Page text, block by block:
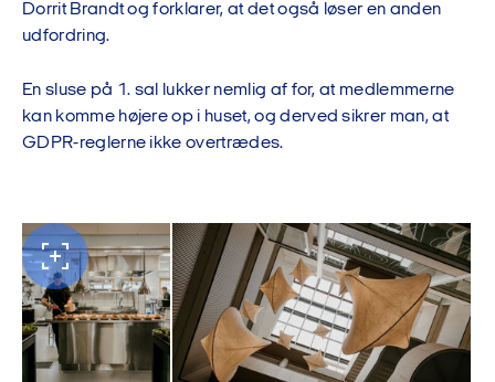
Dorrit Brandt og forklarer, at det også løser en anden
udfordring.
En sluse på 1. sal lukker nemlig af for, at medlemmerne
kan komme højere op i huset, og derved sikrer man, at
GDPR-reglerne ikke overtrædes.